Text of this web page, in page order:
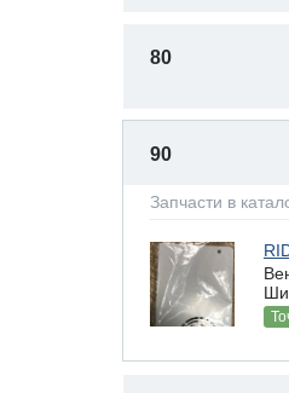
80
90
Запчасти в